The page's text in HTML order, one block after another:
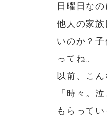
日曜日な
他人の家
いのか？
ってね。
以前、こ
「時々。
もらって